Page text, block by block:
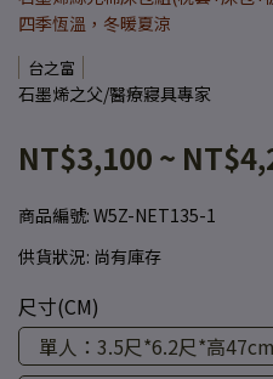
四季恆溫，冬暖夏涼
台之富
石墨烯之父/醫療寢具專家
NT$3,100 ~
商品編號: W5Z-NET135-1
供貨狀況: 尚有庫存
尺寸(CM)
單人：3.5尺*6.2尺*高